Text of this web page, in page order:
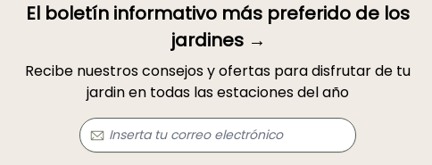
El boletín informativo más preferido de los
jardines →
Recibe nuestros consejos y ofertas para disfrutar de tu
jardin en todas las estaciones del año